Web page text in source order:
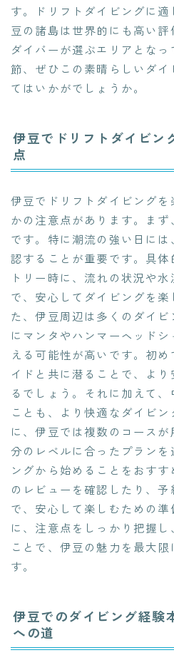
す。ドリフトダイビングに
豆の諸島は世界的にも高い
ダイバーが選ぶエリアとな
節、ぜひこの素晴らしいダ
てはいかがでしょうか。
伊豆でドリフトダイビン
点
伊豆でドリフトダイビング
かの注意点があります。ま
です。特に潮流の強い日に
認することが重要です。具
トリー時に、流れの状況や
で、安心してダイビングを
た、伊豆周辺は多くのダイ
にマンタやハンマーヘッド
える可能性が高いです。初
イドと共に潜ることで、よ
るでしょう。それに加えて
ことも、より快適なダイビ
に、伊豆では複数のコース
分のレベルに合ったプラン
ングから始めることをおす
のレビューを確認したり、予
で、安心して楽しむための準
に、注意点をしっかり把握
ことで、伊豆の魅力を最大
す。
伊豆でのダイビング経験
への道